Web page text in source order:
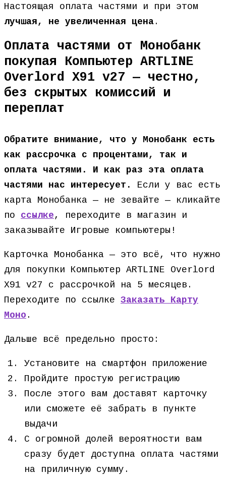
Настоящая оплата частями и при этом
лучшая, не увеличенная цена .
Оплата частями от Монобанк
покупая Компьютер ARTLINE
Overlord X91 v27 — честно,
без скрытых комиссий и
переплат
Обратите внимание, что у Монобанк есть
как рассрочка с процентами, так и
оплата частями. И как раз эта оплата
частями нас интересует.
Если у вас есть
карта Монобанка — не зевайте — кликайте
по ссылке, переходите в магазин и
заказывайте Игровые компьютеры!
Карточка Монобанка — это всё, что нужно
для покупки Компьютер ARTLINE Overlord
X91 v27 с рассрочкой на 5 месяцев.
Переходите по ссылке Заказать Карту
Моно .
Дальше всё предельно просто:
Установите на смартфон приложение
Пройдите простую регистрацию
После этого вам доставят карточку
или сможете её забрать в пункте
выдачи
С огромной долей вероятности вам
сразу будет доступна оплата частями
на приличную сумму.